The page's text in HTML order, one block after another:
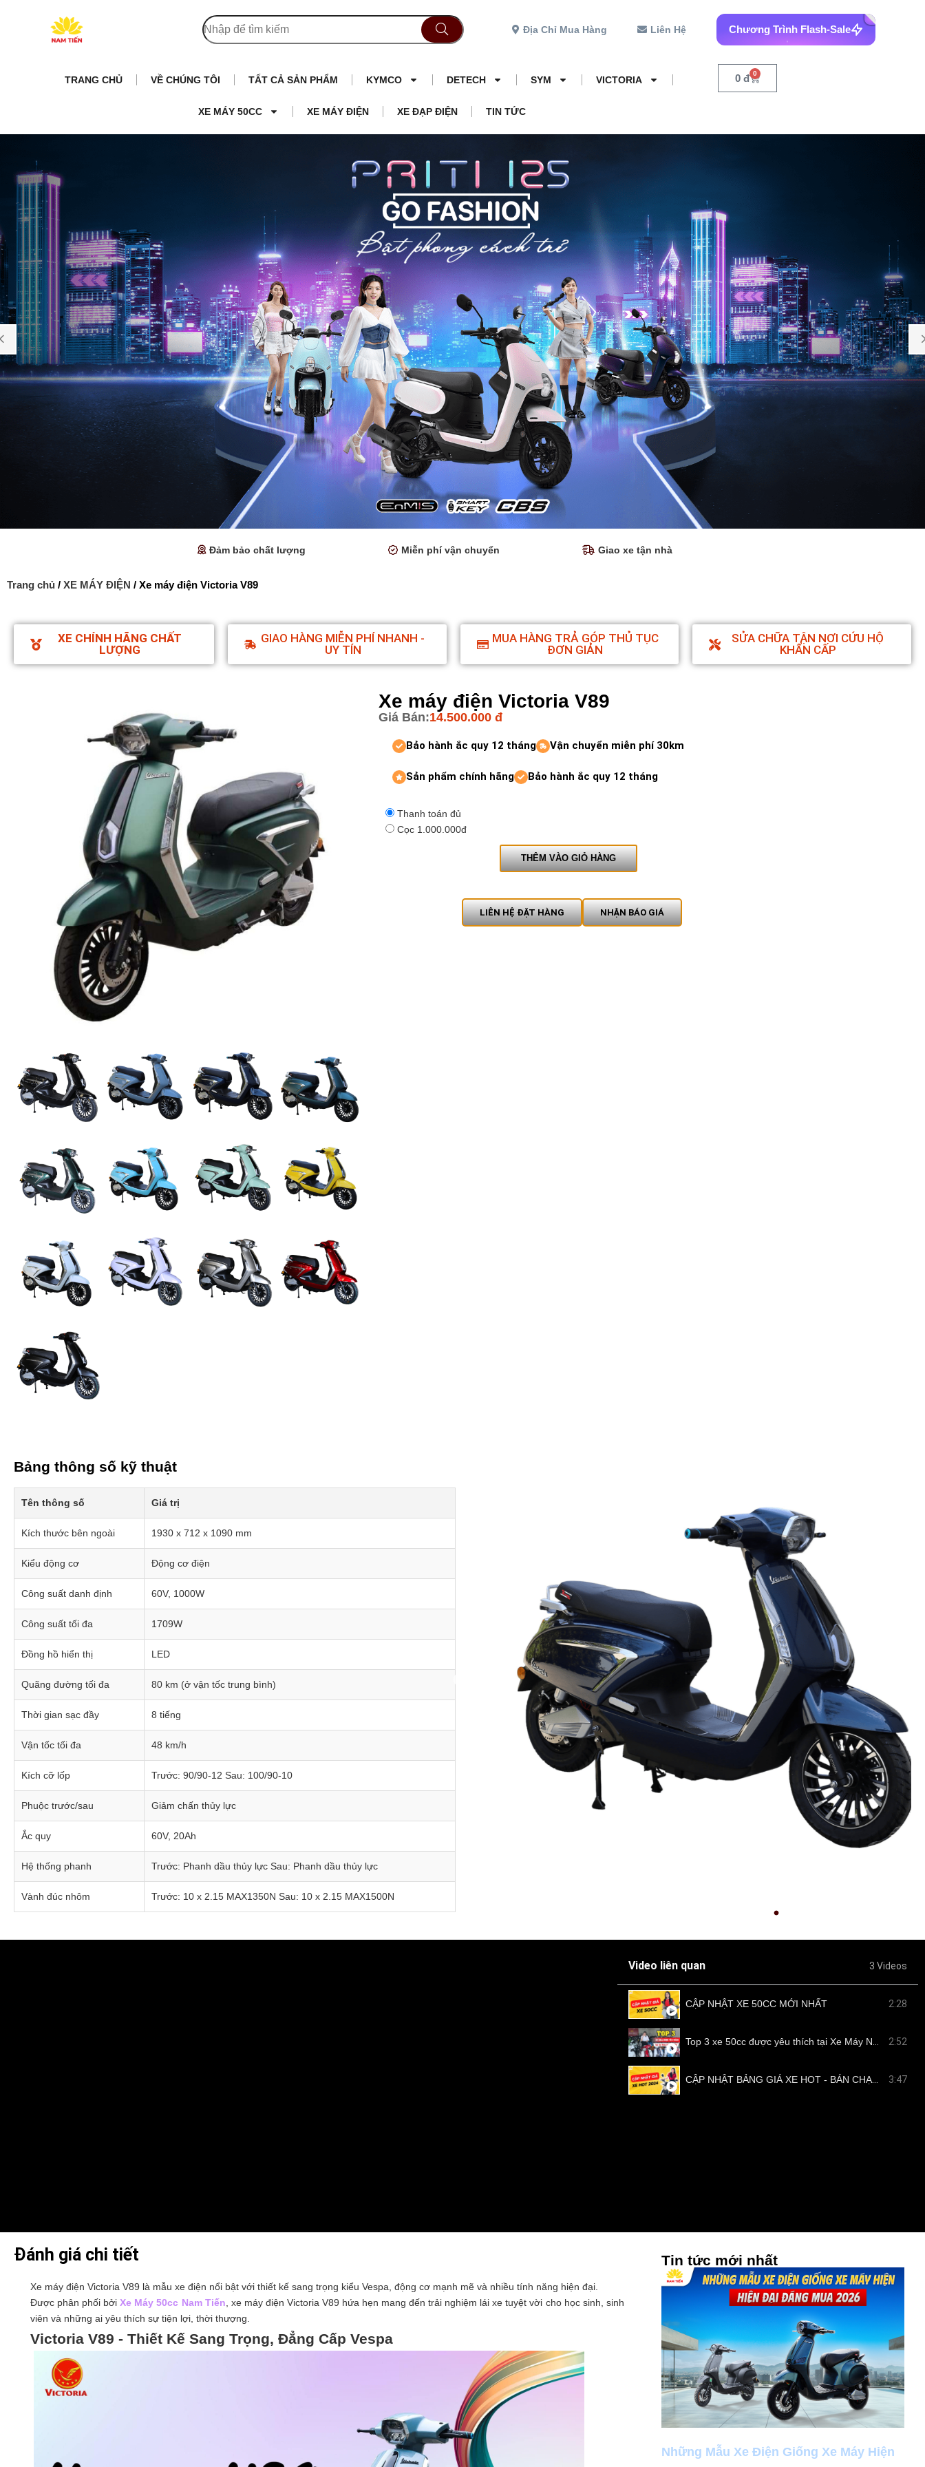
Địa Chỉ Mua Hàng Liên Hệ Chương Trình Flash-Sale
TRANG CHỦ VỀ CHÚNG TÔI TẤT CẢ SẢN PHẨM KYMCO DETECH SYM VICTORIA
XE MÁY 50CC XE MÁY ĐIỆN XE ĐẠP ĐIỆN TIN TỨC
0 đ 0
Đảm bảo chất lượng Miễn phí vận chuyển Giao xe tận nhà
Trang chủ / XE MÁY ĐIỆN / Xe máy điện Victoria V89
XE CHÍNH HÃNG CHẤT
LƯỢNG
GIAO HÀNG MIỄN PHÍ NHANH -
UY TÍN
MUA HÀNG TRẢ GÓP THỦ TỤC
ĐƠN GIẢN
SỬA CHỮA TẬN NƠI CỨU HỘ
KHẨN CẤP
Xe máy điện Victoria V89
Giá Bán:14.500.000 đ
Bảo hành ắc quy 12 tháng Vận chuyển miễn phí 30km
Sản phẩm chính hãng Bảo hành ắc quy 12 tháng
Thanh toán đủ
Cọc 1.000.000đ
THÊM VÀO GIỎ HÀNG
LIÊN HỆ ĐẶT HÀNG NHẬN BÁO GIÁ
Bảng thông số kỹ thuật
Tên thông số Giá trị
Kích thước bên ngoài 1930 x 712 x 1090 mm
Kiểu động cơ Động cơ điện
Công suất danh định 60V, 1000W
Công suất tối đa 1709W
Đồng hồ hiển thị LED
Quãng đường tối đa 80 km (ở vận tốc trung bình)
Thời gian sạc đầy 8 tiếng
Vận tốc tối đa 48 km/h
Kích cỡ lốp Trước: 90/90-12 Sau: 100/90-10
Phuộc trước/sau Giảm chấn thủy lực
Ắc quy 60V, 20Ah
Hệ thống phanh Trước: Phanh dầu thủy lực Sau: Phanh dầu thủy lực
Vành đúc nhôm Trước: 10 x 2.15 MAX1350N Sau: 10 x 2.15 MAX1500N
Video liên quan 3 Videos
CẬP NHẬT XE 50CC MỚI NHẤT 2:28
2:52
3:47
Đánh giá chi tiết
Xe máy điện Victoria V89 là mẫu xe điện nổi bật với thiết kế sang trọng kiểu Vespa, động cơ mạnh mẽ và nhiều tính năng hiện đại.
Được phân phối bởiXe Máy 50cc Nam Tiến , xe máy điện Victoria V89 hứa hẹn mang đến trải nghiệm lái xe tuyệt vời cho học sinh, sinh
viên và những ai yêu thích sự tiện lợi, thời thượng.
Victoria V89 - Thiết Kế Sang Trọng, Đẳng Cấp Vespa
Tin tức mới nhất
Những Mẫu Xe Điện Giống Xe Máy Hiện